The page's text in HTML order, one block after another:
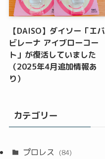
【DAISO】ダイソー「エバ
ビレーナ アイブローコー
ト」が復活していました
（2025年4月追加情報あ
り）
カテゴリー
プロレス (84)